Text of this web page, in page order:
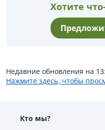
Хотите
Недавние обновления на
Нажмите здесь, чтобы
Кто мы?